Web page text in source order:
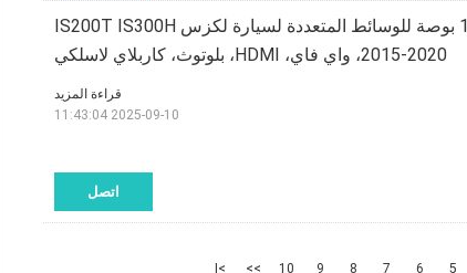
شاشة أندرويد 13 مقاس 10.25 بوصة للوسائط المتعددة لسيارة لكزس IS200T IS300H
2015-2020، واي فاي، HDMI، بلوتوث، كاربلاي لاسلكي
اتصل
قراءة المزيد
2025-09-10 11:43:04
5
6
7
8
9
10
>>
>|